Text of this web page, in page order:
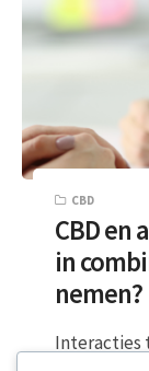
CBD
CBD en
in
nemen?
Interacties